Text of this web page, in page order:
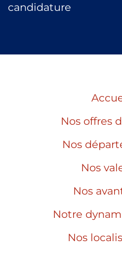
candidature
Nos offres
Nos
Nos
Nos
Notre
Nos